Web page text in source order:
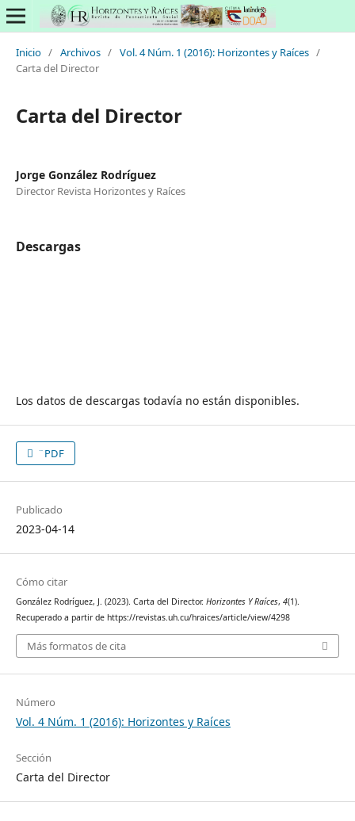
Inicio / Archivos / Vol. 4 Núm. 1 (2016): Horizontes y Raíces /
Carta del Director
Carta del Director
Jorge González Rodríguez
Director Revista Horizontes y Raíces
Descargas
Los datos de descargas todavía no están disponibles.
¨PDF
Publicado
2023-04-14
Cómo citar
González Rodríguez, J. (2023). Carta del Director. Horizontes Y Raíces, 4(1).
Recuperado a partir de https://revistas.uh.cu/hraices/article/view/4298
Más formatos de cita
Número
Vol. 4 Núm. 1 (2016): Horizontes y Raíces
Sección
Carta del Director